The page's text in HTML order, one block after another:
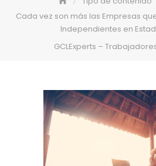
Cada vez son más las Empresas
Independientes en
GCLExperts –